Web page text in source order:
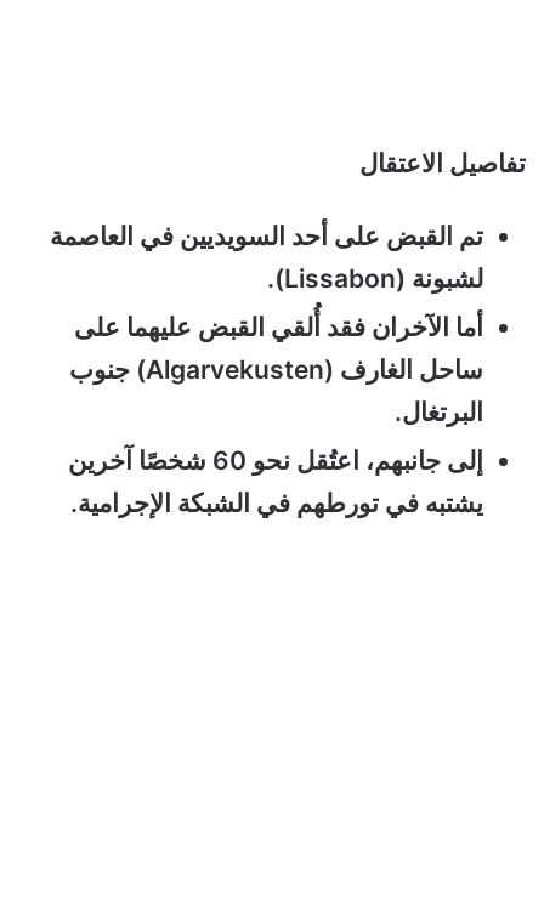
تفاصيل الاعتقال
تم القبض على أحد السويديين في العاصمة
لشبونة (Lissabon).
أما الآخران فقد أُلقي القبض عليهما على
ساحل الغارف (Algarvekusten) جنوب
البرتغال.
إلى جانبهم، اعتُقل نحو 60 شخصًا آخرين
يشتبه في تورطهم في الشبكة الإجرامية.